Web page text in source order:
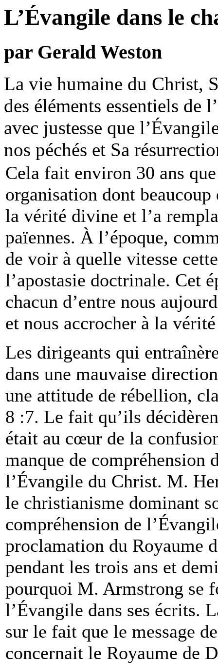
L’Évangile dans le
par Gerald Weston
La vie humaine du Christ,
des éléments essentiels de
avec justesse que
nos péchés et Sa
Cela fait environ 30 ans
organisation dont
la vérité divine et l’a
païennes. À l’époque,
de voir à quelle vitesse
l’apostasie doctrinale. Cet
chacun d’entre nous
et nous accrocher à la
Les dirigeants qui
dans une mauvaise
une attitude de rébellion,
8 :7. Le fait qu’ils
était au cœur de la
manque de compréhension
l’Évangile du Christ. M.
le christianisme dominant
compréhension de
proclamation du Royaume
pendant les trois ans et
pourquoi M. Armstrong se
l’Évangile dans ses écrits.
sur le fait que le message
concernait le Royaume de